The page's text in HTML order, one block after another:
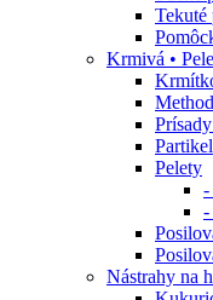
Tekuté
Krmivá •
Partikel
Pelety
-
-
Nástrahy na